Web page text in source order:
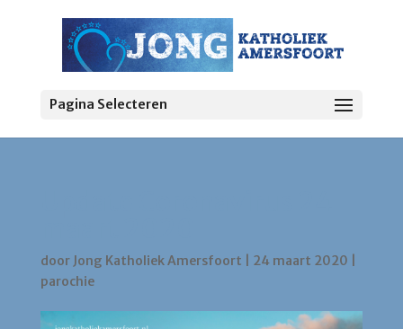
Pagina Selecteren
door Jong Katholiek Amersfoort 24 maart 2020
parochie